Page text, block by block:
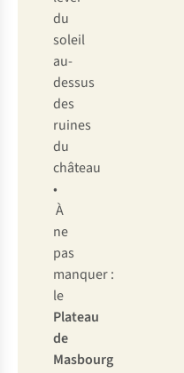
du
soleil
au-
dessus
des
ruines
du
château
•
À
ne
pas
manquer :
le
Plateau
de
Masbourg